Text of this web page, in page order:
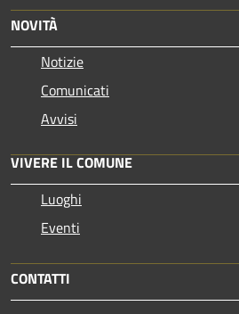
NOVITÀ
Notizie
Comunicati
Avvisi
VIVERE IL COMUNE
Luoghi
Eventi
CONTATTI